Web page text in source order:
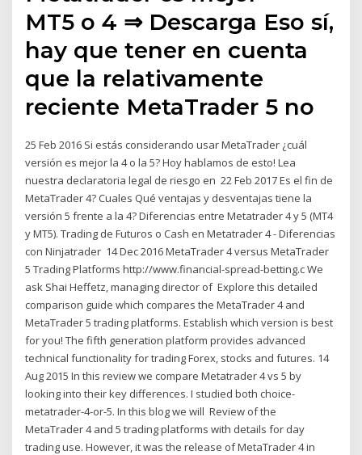
MT5 o 4 ⇒ Descarga Eso sí,
hay que tener en cuenta
que la relativamente
reciente MetaTrader 5 no
25 Feb 2016 Si estás considerando usar MetaTrader ¿cuál
versión es mejor la 4 o la 5? Hoy hablamos de esto! Lea
nuestra declaratoria legal de riesgo en 22 Feb 2017 Es el fin de
MetaTrader 4? Cuales Qué ventajas y desventajas tiene la
versión 5 frente a la 4? Diferencias entre Metatrader 4 y 5 (MT4
y MT5). Trading de Futuros o Cash en Metatrader 4 - Diferencias
con Ninjatrader 14 Dec 2016 MetaTrader 4 versus MetaTrader
5 Trading Platforms http://www.financial-spread-betting.c We
ask Shai Heffetz, managing director of Explore this detailed
comparison guide which compares the MetaTrader 4 and
MetaTrader 5 trading platforms. Establish which version is best
for you! The fifth generation platform provides advanced
technical functionality for trading Forex, stocks and futures. 14
Aug 2015 In this review we compare Metatrader 4 vs 5 by
looking into their key differences. I studied both choice-
metatrader-4-or-5. In this blog we will Review of the
MetaTrader 4 and 5 trading platforms with details for day
trading use. However, it was the release of MetaTrader 4 in